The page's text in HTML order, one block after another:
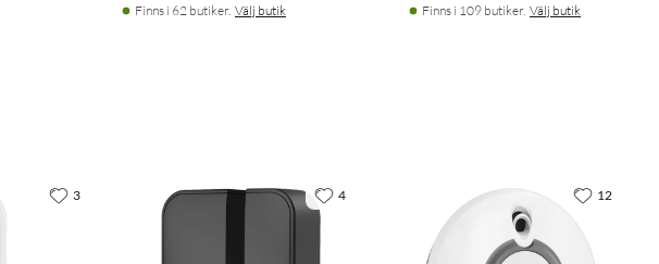
Finns i 62 butiker. Välj butik
Finns i 109 butiker. Välj butik
3 4 12